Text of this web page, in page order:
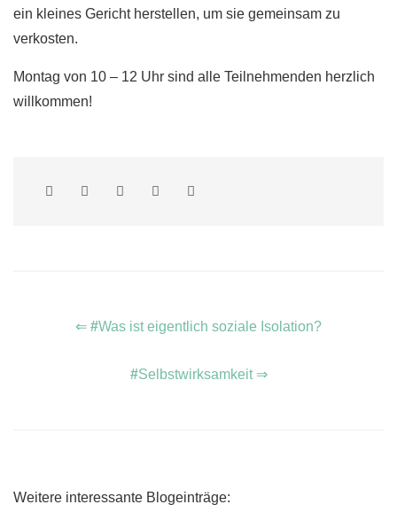
ein kleines Gericht herstellen, um sie gemeinsam zu
verkosten.
Montag von 10 – 12 Uhr sind alle Teilnehmenden herzlich
willkommen!
⇐ #Was ist eigentlich soziale Isolation?
#Selbstwirksamkeit ⇒
Weitere interessante Blogeinträge: